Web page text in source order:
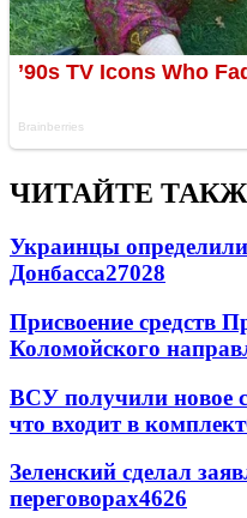
ЧИТАЙТЕ
Украинцы
Донбасса27028
Присвоение средств
Коломойского
ВСУ получили новое
что входит в комплект
Зеленский сделал
переговорах4626